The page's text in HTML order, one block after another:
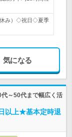
休み）◇祝日◇夏季
気になる
～50代まで幅広く活
以上★基本定時退